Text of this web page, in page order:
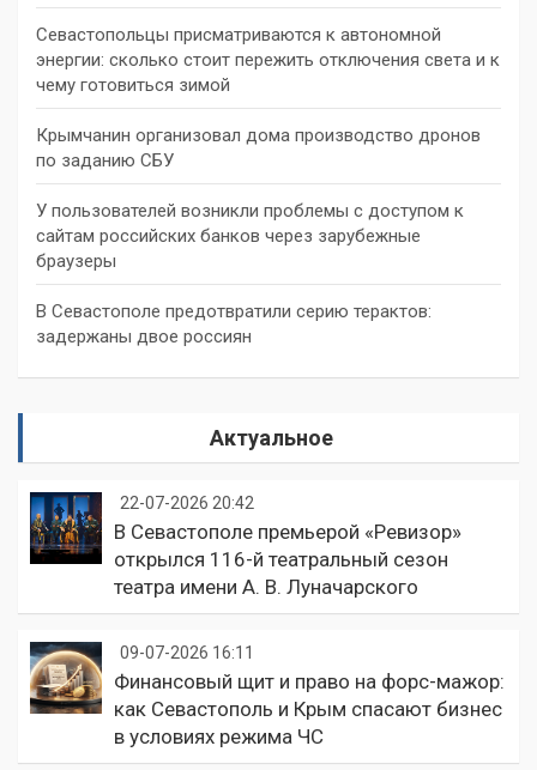
Севастопольцы присматриваются к автономной
энергии: сколько стоит пережить отключения света и к
чему готовиться зимой
Крымчанин организовал дома производство дронов
по заданию СБУ
У пользователей возникли проблемы с доступом к
сайтам российских банков через зарубежные
браузеры
В Севастополе предотвратили серию терактов:
задержаны двое россиян
Актуальное
22-07-2026 20:42
В Севастополе премьерой «Ревизор»
открылся 116-й театральный сезон
театра имени А. В. Луначарского
09-07-2026 16:11
Финансовый щит и право на форс-мажор:
как Севастополь и Крым спасают бизнес
в условиях режима ЧС